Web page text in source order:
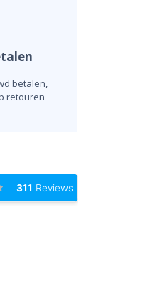
betalen,
retouren